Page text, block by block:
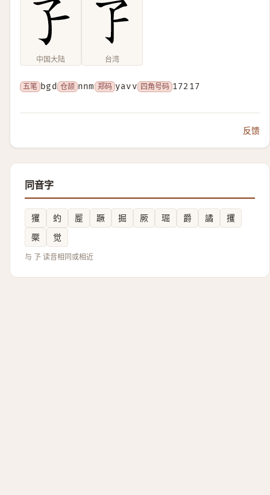
中国大陆 台湾
五笔 bgd 仓颉 nnm 郑码 yavv 四角号码 17217
反馈
同音字
玃 虳 蹷 蹶 掘 厥 㻕 爵 譎
攫
橜
觉
与 孒 读音相同或相近